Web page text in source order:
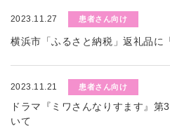
2023.11.27 患者さん向け
横浜市「ふるさと納税」返礼品に
2023.11.21 患者さん向け
ドラマ『ミワさんなりすます』
いて